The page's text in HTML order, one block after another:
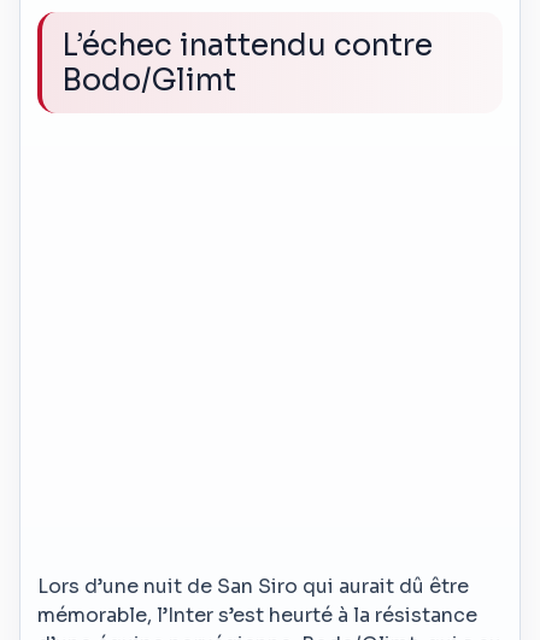
L’échec inattendu contre
Bodo/Glimt
Lors d’une nuit de San Siro qui aurait dû être
mémorable, l’Inter s’est heurté à la résistance